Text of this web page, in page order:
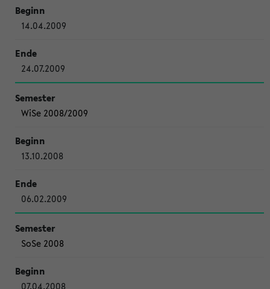
14.04.2009
24.07.2009
WiSe 2008/2009
13.10.2008
06.02.2009
SoSe 2008
07.04.2008